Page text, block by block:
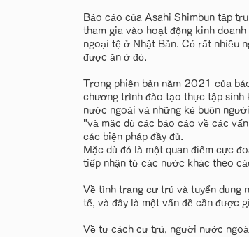
Báo cáo của Asahi Shimbun tập
tham gia vào hoạt động kinh
ngoại tệ ở Nhật Bản. Có rất nhiều
được ăn ở đó.
Trong phiên bản năm 2021 của
chương trình đào tạo thực tập sinh
nước ngoài và những kẻ buôn
"và mặc dù các báo cáo về các
các biện pháp đầy đủ.
Mặc dù đó là một quan điểm cực
tiếp nhận từ các nước khác theo
Về tình trạng cư trú và tuyển dụng
tế, và đây là một vấn đề cần được
Về tư cách cư trú, người nước